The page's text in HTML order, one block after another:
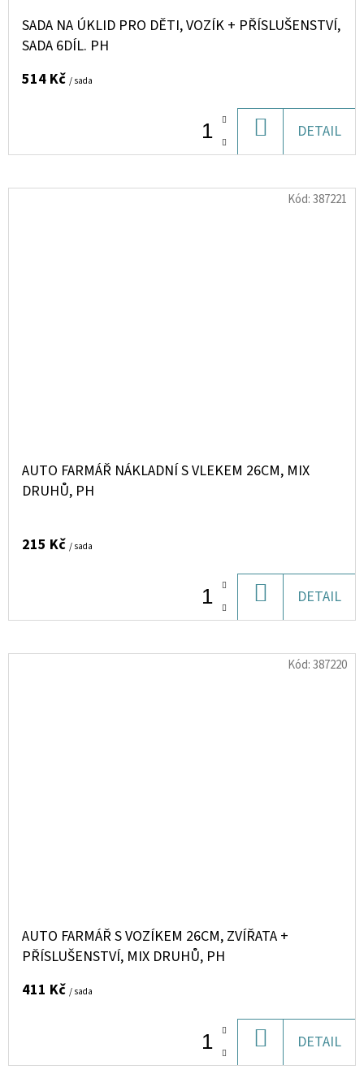
SADA NA ÚKLID PRO DĚTI, VOZÍK + PŘÍSLUŠENSTVÍ,
SADA 6DÍL. PH
514 Kč / sada
KOŠÍKU
DETAIL
AUTO FARMÁŘ NÁKLADNÍ S VLEKEM 26CM, MIX
DRUHŮ, PH
215 Kč / sada
KOŠÍKU
DETAIL
Kód:387221
AUTO FARMÁŘ S VOZÍKEM 26CM, ZVÍŘATA +
PŘÍSLUŠENSTVÍ, MIX DRUHŮ, PH
411 Kč / sada
KOŠÍKU
DETAIL
Kód:387220